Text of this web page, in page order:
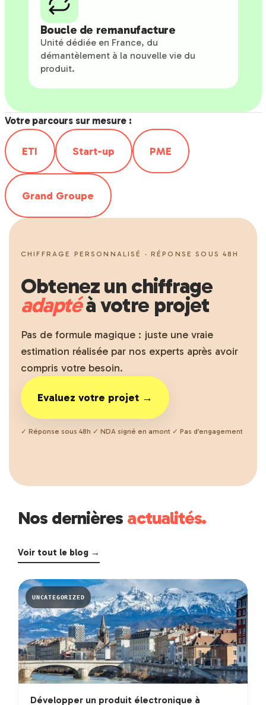
Boucle de remanufacture
Unité dédiée en France, du
démantèlement à la nouvelle vie du
produit.
Votre parcours sur mesure :
ETI Start-up PME
Grand Groupe
CHIFFRAGE PERSONNALISÉ · RÉPONSE SOUS 48H
Obtenez un chiffrage
adaptéà votre projet
Pas de formule magique : juste une vraie
estimation réalisée par nos experts après avoir
compris votre besoin.
Evaluez votre projet →
✓ Réponse sous 48h ✓ NDA signé en amont ✓ Pas d’engagement
Nos dernières actualités.
Voir tout le blog →
UNCATEGORIZED
Développer un produit électronique à